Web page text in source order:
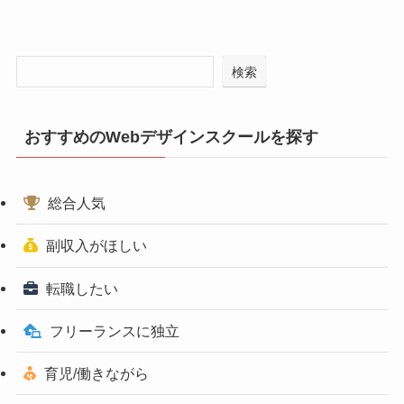
検索
おすすめのWebデザインスクールを探す
総合人気
副収入がほしい
転職したい
フリーランスに独立
育児/働きながら